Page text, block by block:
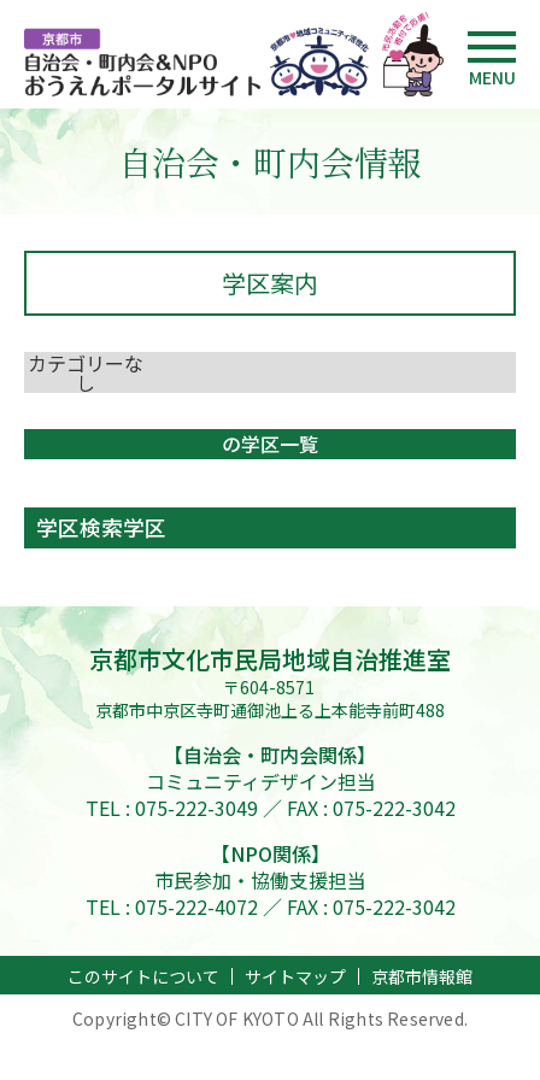
MENU
自治会・町内会情報
学区案内
カテゴリーな
し
の学区一覧
学区検索学区
京都市文化市民局地域自治推進室
〒604-8571
京都市中京区寺町通御池上る上本能寺前町488
【自治会・町内会関係】
コミュニティデザイン担当
TEL : 075-222-3049 ／ FAX : 075-222-3042
【NPO関係】
市民参加・協働支援担当
TEL : 075-222-4072 ／ FAX : 075-222-3042
このサイトについて サイトマップ
京都市情報館
Copyright© CITY OF KYOTO All Rights Reserved.